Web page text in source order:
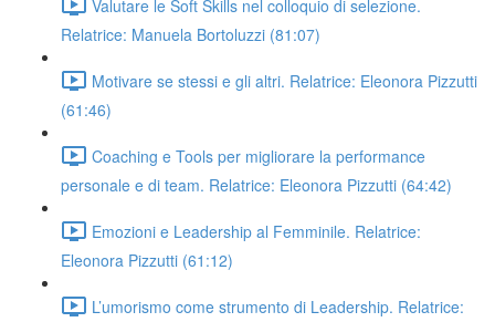
Valutare le Soft Skills nel colloquio di selezione.
Relatrice: Manuela Bortoluzzi (81:07)
Motivare se stessi e gli altri. Relatrice: Eleonora Pizzutti
(61:46)
Coaching e Tools per migliorare la performance
personale e di team. Relatrice: Eleonora Pizzutti (64:42)
Emozioni e Leadership al Femminile. Relatrice:
Eleonora Pizzutti (61:12)
L’umorismo come strumento di Leadership. Relatrice: